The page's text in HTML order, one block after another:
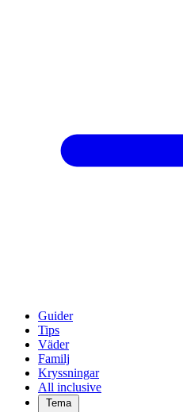
Guider
Tips
Väder
Familj
Kryssningar
All inclusive
Tema